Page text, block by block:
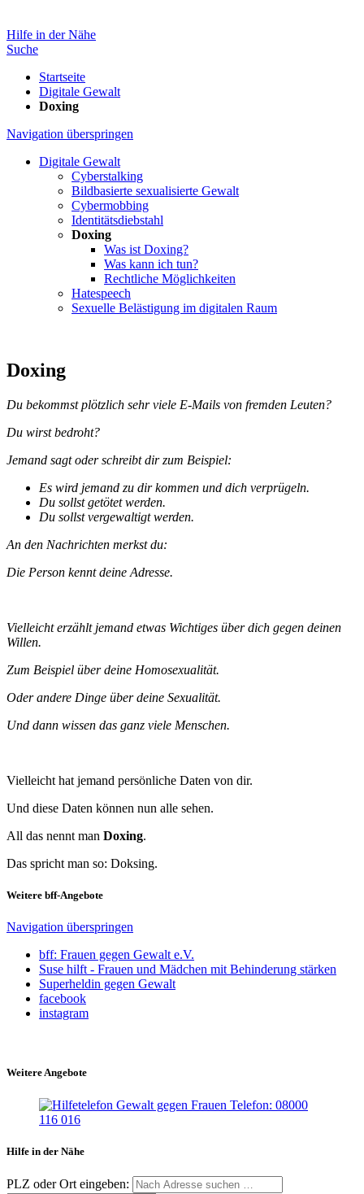
Hilfe in der Nähe
Suche
Startseite
Digitale Gewalt
Doxing
Navigation überspringen
Digitale Gewalt
Cyberstalking
Bildbasierte sexualisierte Gewalt
Cybermobbing
Identitätsdiebstahl
Doxing
Was ist Doxing?
Was kann ich tun?
Rechtliche Möglichkeiten
Hatespeech
Sexuelle Belästigung im digitalen Raum
Doxing
Du bekommst plötzlich sehr viele E-Mails von fremden Leuten?
Du wirst bedroht?
Jemand sagt oder schreibt dir zum Beispiel:
Es wird jemand zu dir kommen und dich verprügeln.
Du sollst getötet werden.
Du sollst vergewaltigt werden.
An den Nachrichten merkst du:
Die Person kennt deine Adresse.
Vielleicht erzählt jemand etwas Wichtiges über dich gegen deinen
Willen.
Zum Beispiel über deine Homosexualität.
Oder andere Dinge über deine Sexualität.
Und dann wissen das ganz viele Menschen.
Vielleicht hat jemand persönliche Daten von dir.
Und diese Daten können nun alle sehen.
All das nennt man Doxing.
Das spricht man so: Doksing.
Weitere bff-Angebote
Navigation überspringen
bff: Frauen gegen Gewalt e.V.
Suse hilft - Frauen und Mädchen mit Behinderung stärken
Superheldin gegen Gewalt
facebook
instagram
Weitere Angebote
Hilfe in der Nähe
PLZ oder Ort eingeben: